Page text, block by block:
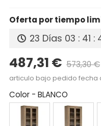
Oferta por tiempo
23 Días 03 : 41 :
487,31 € 573,30 €
articulo bajo pedido fecha
Color - BLANCO
CAMBRIAN/PIZARRA
CAMBRIAN